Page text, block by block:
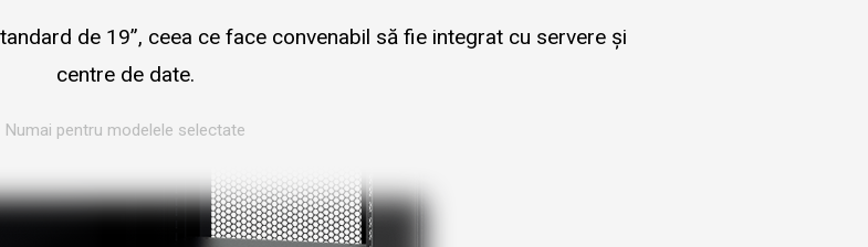
de 19”, ceea ce face convenabil să fie integrat cu servere și
centre de date.
Numai pentru modelele selectate